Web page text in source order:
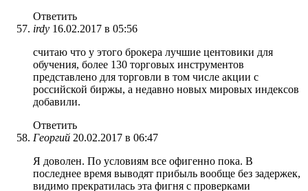
Ответить
irdy 16.02.2017 в 05:56
считаю что у этого брокера лучшие центовики для
обучения, более 130 торговых инструментов
представлено для торговли в том числе акции с
российской биржы, а недавно новых мировых индексов
добавили.
Ответить
Георгий 20.02.2017 в 06:47
Я доволен. По условиям все офигенно пока. В
последнее время выводят прибыль вообще без задержек,
видимо прекратилась эта фигня с проверками